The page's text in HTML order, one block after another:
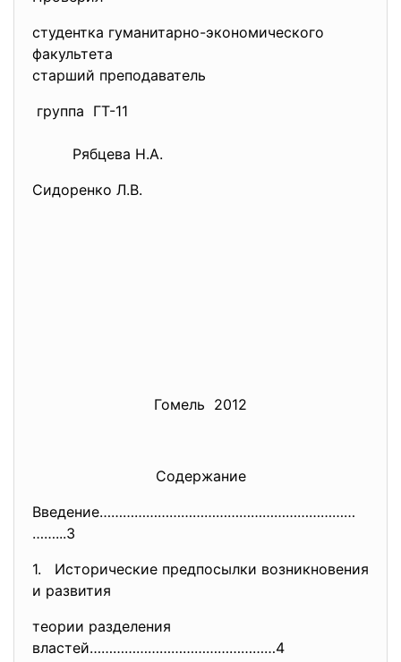
студентка гуманитарно-экономического
факультета
старший преподаватель
группа ГТ-11
Рябцева Н.А.
Сидоренко Л.В.
Гомель 2012
Содержание
Введение…………………………………………………………
……...3
1. Исторические предпосылки возникновения
и развития
теории разделения
властей…………………………………………4